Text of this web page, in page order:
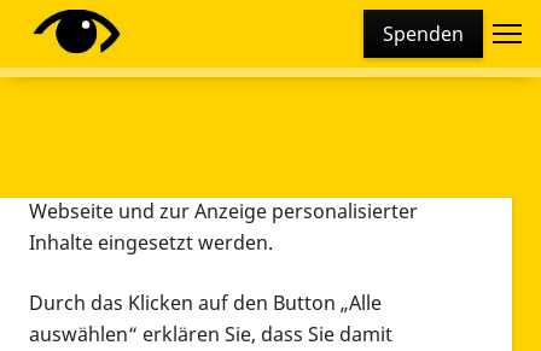
Spenden
Diese Webseite setzt verschiedene Cookies und
Tracking-Tools ein. Dies beinhaltet Cookies und
Webseite und zur Anzeige personalisierter
Inhalte eingesetzt werden.
Durch das Klicken auf den Button „Alle
auswählen“ erklären Sie, dass Sie damit